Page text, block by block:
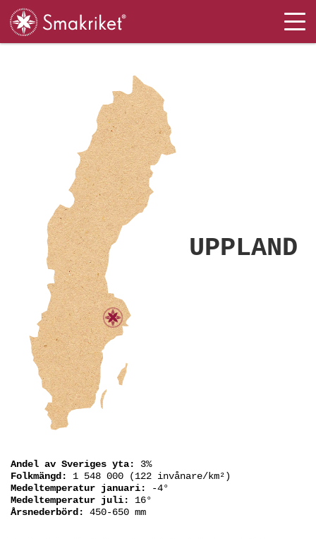
UPPLAND
Andel av Sveriges yta:
3%
Folkmängd:
1 548 000 (122 invånare/km²)
Medeltemperatur januari:
-4°
Medeltemperatur juli:
16°
Årsnederbörd:
450-650 mm